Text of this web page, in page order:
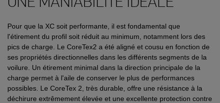
Pour que la XC soit performante, il est fondamental que
l'étirement du profil soit réduit au minimum, notamment lors des
pics de charge. Le CoreTex2 a été aligné et cousu en fonction de
ses propriétés directionnelles dans les différents segments de la
voilure. Un étirement minimal dans la direction principale de la
charge permet à l'aile de conserver le plus de performances
possibles. Le CoreTex 2, très durable, offre une résistance à la
déchirure extrêmement élevée et une excellente protection contre